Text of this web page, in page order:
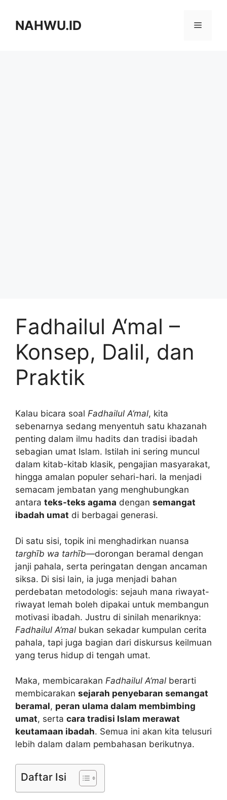
NAHWU.ID Menu
Fadhailul A‘mal –
Konsep, Dalil, dan
Praktik
Kalau bicara soal Fadhailul A‘mal, kita
sebenarnya sedang menyentuh satu khazanah
penting dalam ilmu hadits dan tradisi ibadah
sebagian umat Islam. Istilah ini sering muncul
dalam kitab-kitab klasik, pengajian masyarakat,
hingga amalan populer sehari-hari. Ia menjadi
semacam jembatan yang menghubungkan
antara teks-teks agama dengan semangat
ibadah umat di berbagai generasi.
Di satu sisi, topik ini menghadirkan nuansa
targhīb wa tarhīb—dorongan beramal dengan
janji pahala, serta peringatan dengan ancaman
siksa. Di sisi lain, ia juga menjadi bahan
perdebatan metodologis: sejauh mana riwayat-
riwayat lemah boleh dipakai untuk membangun
motivasi ibadah. Justru di sinilah menariknya:
Fadhailul A‘mal bukan sekadar kumpulan cerita
pahala, tapi juga bagian dari diskursus keilmuan
yang terus hidup di tengah umat.
Maka, membicarakan Fadhailul A‘mal berarti
membicarakan sejarah penyebaran semangat
beramal, peran ulama dalam membimbing
umat, serta cara tradisi Islam merawat
keutamaan ibadah. Semua ini akan kita telusuri
lebih dalam dalam pembahasan berikutnya.
Daftar Isi